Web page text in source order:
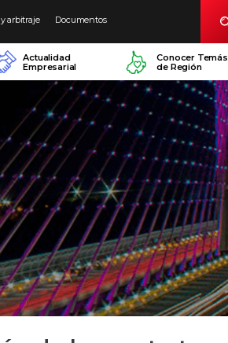
arbitraje Documentos
Actualidad
Empresarial
Conocer Temás
de Región